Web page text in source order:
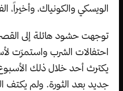
الويسكي والكونياك، وأخيراً،
توجهت حشود هائلة إلى
احتفالات الشرب واستمرّت
يكترث أحد خلال ذلك
جديد بعد الثورة. ولم يكتف